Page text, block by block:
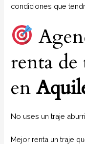
condiciones que
renta
en
No uses un traje
Mejor renta un traje